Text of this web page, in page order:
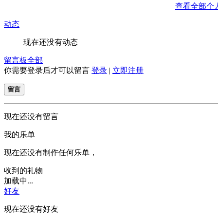
查看全部个
动态
现在还没有动态
留言板全部
你需要登录后才可以留言 登录 | 立即注册
留言
现在还没有留言
我的乐单
现在还没有制作任何乐单，
收到的礼物
加载中...
好友
现在还没有好友